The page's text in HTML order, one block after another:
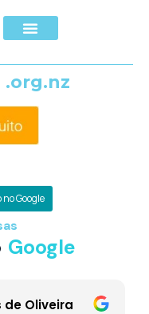
.org.nz
Google
Google
de Oliveira